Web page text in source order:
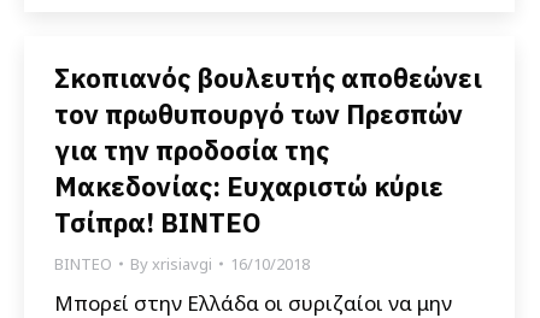
Σκοπιανός βουλευτής αποθεώνει
τον πρωθυπουργό των Πρεσπών
για την προδοσία της
Μακεδονίας: Ευχαριστώ κύριε
Τσίπρα! ΒΙΝΤΕΟ
ΒΙΝΤΕΟ Byxrisiavgi 16/10/2018
Μπορεί στην Ελλάδα οι συριζαίοι να μην